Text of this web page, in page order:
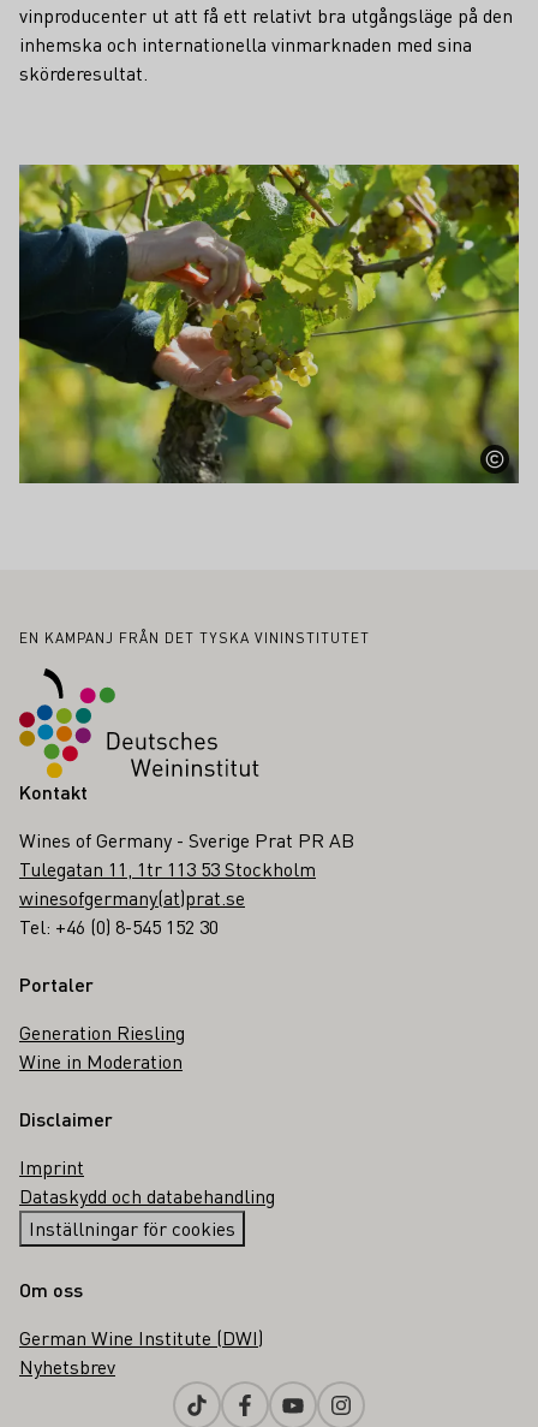
vinproducenter ut att få ett relativt bra utgångsläge på den
inhemska och internationella vinmarknaden med sina
skörderesultat.
Sidfot
EN KAMPANJ FRÅN DET TYSKA VININSTITUTET
Kontakt
Wines of Germany - Sverige Prat PR AB
Tulegatan 11, 1tr 113 53 Stockholm
winesofgermany(at)prat.se
Tel: +46 (0) 8-545 152 30
Portaler
Generation Riesling
Wine in Moderation
Disclaimer
Imprint
Dataskydd och databehandling
Inställningar för cookies
Om oss
German Wine Institute (DWI)
Nyhetsbrev
TiktokFacebookYoutubeInstagram